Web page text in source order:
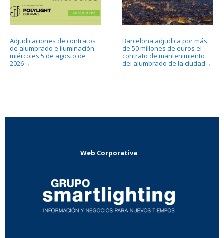
Adjudicaciones de contratos
de alumbrado e iluminación:
miércoles 5 de agosto de
2026→
Barcelona adjudica por más
de 50 millones de euros el
contrato de mantenimiento
del alumbrado de la ciudad →
Web Corporativa